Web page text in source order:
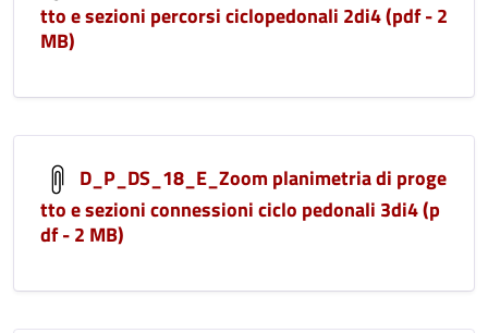
tto e sezioni percorsi ciclopedonali 2di4 (pdf - 2
MB)
D_P_DS_18_E_Zoom planimetria di proge
tto e sezioni connessioni ciclo pedonali 3di4 (p
df - 2 MB)